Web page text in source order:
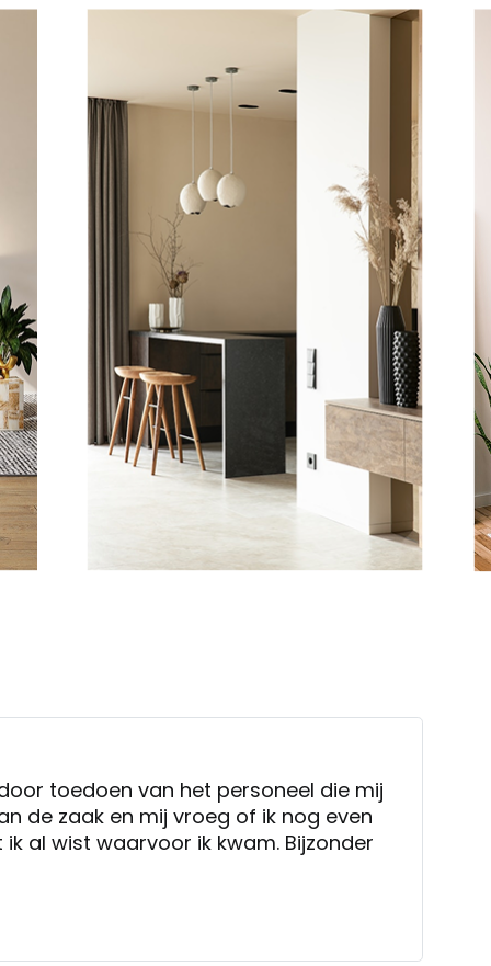
toedoen van het personeel die mij
de zaak en mij vroeg of ik nog even
al wist waarvoor ik kwam. Bijzonder